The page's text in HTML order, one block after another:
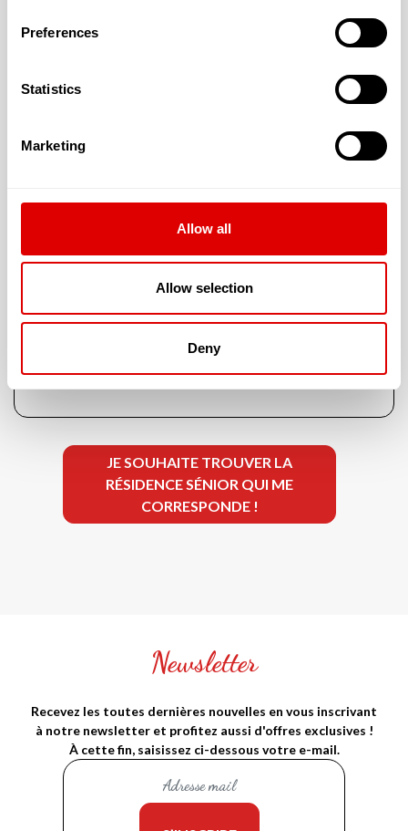
Preferences
Statistics
Marketing
Allow all
Allow selection
Deny
JE SOUHAITE TROUVER LA
RÉSIDENCE SÉNIOR QUI ME
CORRESPONDE !
Newsletter
Recevez les toutes dernières nouvelles en vous inscrivant
à notre newsletter et profitez aussi d'offres exclusives !
À cette fin, saisissez ci-dessous votre e-mail.